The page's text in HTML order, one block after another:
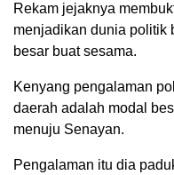
Rekam jejaknya
menjadikan dunia politik
besar buat sesama.
Kenyang pengalaman
daerah adalah modal
menuju Senayan.
Pengalaman itu dia